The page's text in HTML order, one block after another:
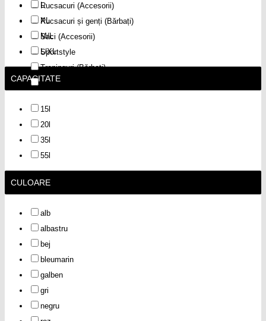
Rucsacuri (Accesorii)
Rucsacuri și genți (Bărbați)
Saci (Accesorii)
Sportstyle
Treninguri (Bărbați)
Tricouri și maiouri (Bărbați)
L
XL
M/L
L/XL
CAPACITATE
15l
20l
35l
55l
CULOARE
alb
albastru
bej
bleumarin
galben
gri
negru